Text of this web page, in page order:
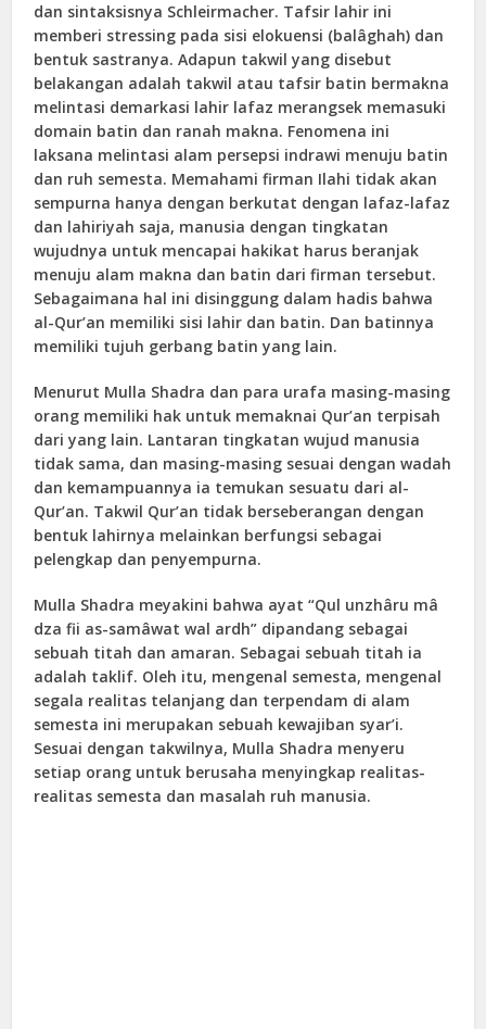
dan sintaksisnya Schleirmacher. Tafsir lahir ini
memberi stressing pada sisi elokuensi (balâghah) dan
bentuk sastranya. Adapun takwil yang disebut
belakangan adalah takwil atau tafsir batin bermakna
melintasi demarkasi lahir lafaz merangsek memasuki
domain batin dan ranah makna. Fenomena ini
laksana melintasi alam persepsi indrawi menuju batin
dan ruh semesta. Memahami firman Ilahi tidak akan
sempurna hanya dengan berkutat dengan lafaz-lafaz
dan lahiriyah saja, manusia dengan tingkatan
wujudnya untuk mencapai hakikat harus beranjak
menuju alam makna dan batin dari firman tersebut.
Sebagaimana hal ini disinggung dalam hadis bahwa
al-Qur’an memiliki sisi lahir dan batin. Dan batinnya
memiliki tujuh gerbang batin yang lain.
Menurut Mulla Shadra dan para urafa masing-masing
orang memiliki hak untuk memaknai Qur’an terpisah
dari yang lain. Lantaran tingkatan wujud manusia
tidak sama, dan masing-masing sesuai dengan wadah
dan kemampuannya ia temukan sesuatu dari al-
Qur’an. Takwil Qur’an tidak berseberangan dengan
bentuk lahirnya melainkan berfungsi sebagai
pelengkap dan penyempurna.
Mulla Shadra meyakini bahwa ayat “Qul unzhâru mâ
dza fii as-samâwat wal ardh” dipandang sebagai
sebuah titah dan amaran. Sebagai sebuah titah ia
adalah taklif. Oleh itu, mengenal semesta, mengenal
segala realitas telanjang dan terpendam di alam
semesta ini merupakan sebuah kewajiban syar’i.
Sesuai dengan takwilnya, Mulla Shadra menyeru
setiap orang untuk berusaha menyingkap realitas-
realitas semesta dan masalah ruh manusia.